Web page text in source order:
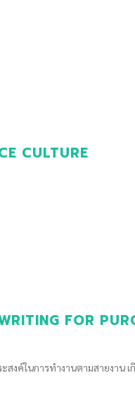
CULTURE
FOR
งค์ในการทำงานตามสายงาน